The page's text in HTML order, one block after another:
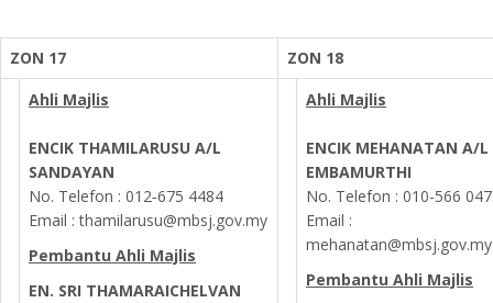
ZON 17
ZON 18
Ahli Majlis
ENCIK THAMILARUSU A/L
SANDAYAN
No. Telefon : 012‐675 4484
Email : thamilarusu@mbsj.gov.my
Pembantu Ahli Majlis
EN. SRI THAMARAICHELVAN
Ahli Majlis
ENCIK MEHANATAN A/L
EMBAMURTHI
No. Telefon : 010-566
Email :
mehanatan@mbsj.gov.my
Pembantu Ahli Majlis